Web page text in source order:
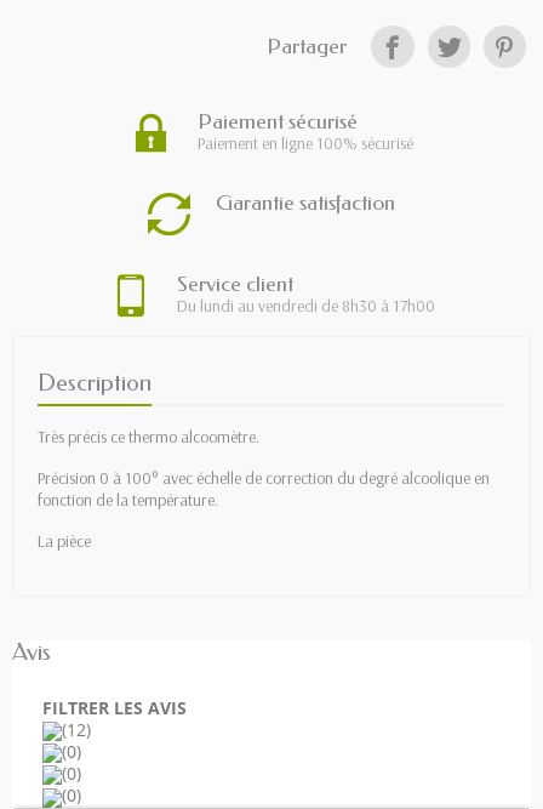
Partager
Paiement sécurisé
Paiement en ligne 100% sécurisé
Garantie satisfaction
Service client
Du lundi au vendredi de 8h30 à 17h00
Description
Très précis ce thermo alcoomètre.
Précision 0 à 100° avec échelle de correction du degré alcoolique en
fonction de la température.
La pièce
Avis
FILTRER LES AVIS
(12)
(0)
(0)
(0)